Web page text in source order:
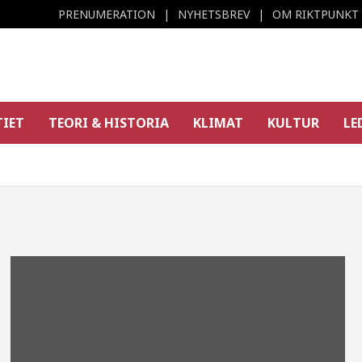
PRENUMERATION NYHETSBREV OM RIKTPUNKT
TEORI & HISTORIA KLIMAT KULTUR